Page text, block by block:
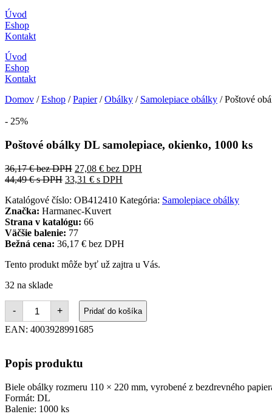
Úvod
Eshop
Kontakt
Úvod
Eshop
Kontakt
Domov /Eshop /Papier/Obálky / Samolepiace obálky / Poštové
- 25%
Poštové obálky DL samolepiace, okienko, 1000 ks
36,17€bez DPH 27,08 € bez DPH
44,49€s DPH 33,31 € s DPH
Katalógové číslo: OB412410 Kategória: Samolepiace obálky
Značka: Harmanec-Kuvert
Strana v katalógu: 66
Väčšie balenie: 77
Bežná cena: 36,17 € bez DPH
Tento produkt môže byť už zajtra u Vás.
32 na sklade
-
množstvo
Poštové
obálky
DL
1000
+ Pridať do košíka
EAN: 4003928991685
Popis produktu
Biele obálky rozmeru 110 × 220 mm, vyrobené z bezdrevného
Formát: DL
Balenie: 1000 ks